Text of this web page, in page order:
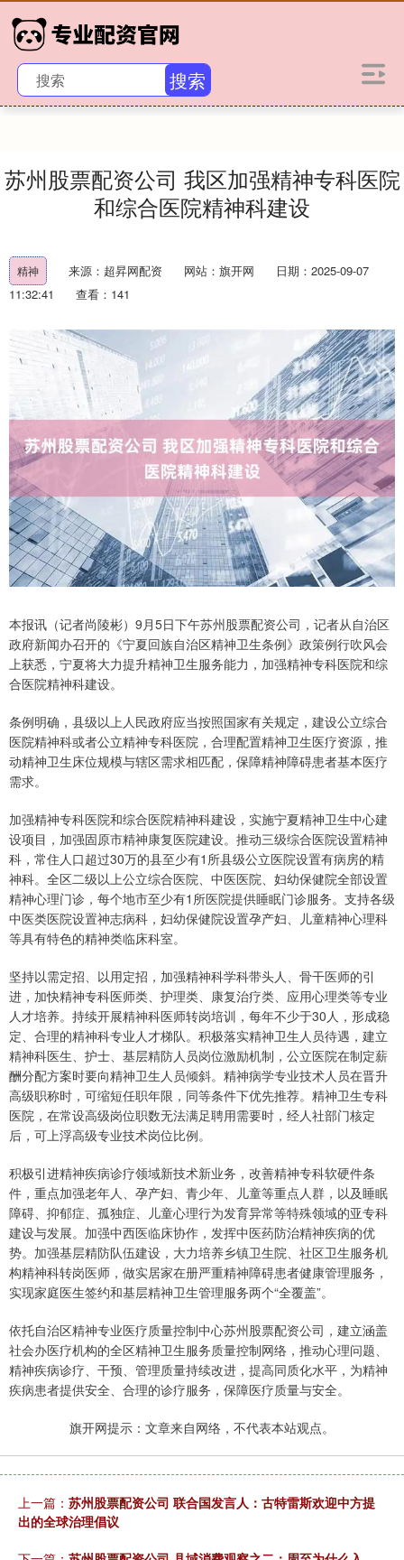
搜索
苏州股票配资公司 我区加强精神专科医院
和综合医院精神科建设
精神 来源：超昇网配资 网站：旗开网
日期：2025-09-07
11:32:41
查看：141
本报讯（记者尚陵彬）9月5日下午苏州股票配资公司，记者从自治区
政府新闻办召开的《宁夏回族自治区精神卫生条例》政策例行吹风会
上获悉，宁夏将大力提升精神卫生服务能力，加强精神专科医院和综
合医院精神科建设。
条例明确，县级以上人民政府应当按照国家有关规定，建设公立综合
医院精神科或者公立精神专科医院，合理配置精神卫生医疗资源，推
动精神卫生床位规模与辖区需求相匹配，保障精神障碍患者基本医疗
需求。
加强精神专科医院和综合医院精神科建设，实施宁夏精神卫生中心建
设项目，加强固原市精神康复医院建设。推动三级综合医院设置精神
科，常住人口超过30万的县至少有1所县级公立医院设置有病房的精
神科。全区二级以上公立综合医院、中医医院、妇幼保健院全部设置
精神心理门诊，每个地市至少有1所医院提供睡眠门诊服务。支持各级
中医类医院设置神志病科，妇幼保健院设置孕产妇、儿童精神心理科
等具有特色的精神类临床科室。
坚持以需定招、以用定招，加强精神科学科带头人、骨干医师的引
进，加快精神专科医师类、护理类、康复治疗类、应用心理类等专业
人才培养。持续开展精神科医师转岗培训，每年不少于30人，形成稳
定、合理的精神科专业人才梯队。积极落实精神卫生人员待遇，建立
精神科医生、护士、基层精防人员岗位激励机制，公立医院在制定薪
酬分配方案时要向精神卫生人员倾斜。精神病学专业技术人员在晋升
高级职称时，可缩短任职年限，同等条件下优先推荐。精神卫生专科
医院，在常设高级岗位职数无法满足聘用需要时，经人社部门核定
后，可上浮高级专业技术岗位比例。
积极引进精神疾病诊疗领域新技术新业务，改善精神专科软硬件条
件，重点加强老年人、孕产妇、青少年、儿童等重点人群，以及睡眠
障碍、抑郁症、孤独症、儿童心理行为发育异常等特殊领域的亚专科
建设与发展。加强中西医临床协作，发挥中医药防治精神疾病的优
势。加强基层精防队伍建设，大力培养乡镇卫生院、社区卫生服务机
构精神科转岗医师，做实居家在册严重精神障碍患者健康管理服务，
实现家庭医生签约和基层精神卫生管理服务两个“全覆盖”。
依托自治区精神专业医疗质量控制中心苏州股票配资公司，建立涵盖
社会办医疗机构的全区精神卫生服务质量控制网络，推动心理问题、
精神疾病诊疗、干预、管理质量持续改进，提高同质化水平，为精神
疾病患者提供安全、合理的诊疗服务，保障医疗质量与安全。
旗开网提示：文章来自网络，不代表本站观点。
上一篇： 苏州股票配资公司 联合国发言人：古特雷斯欢迎中方提
出的全球治理倡议